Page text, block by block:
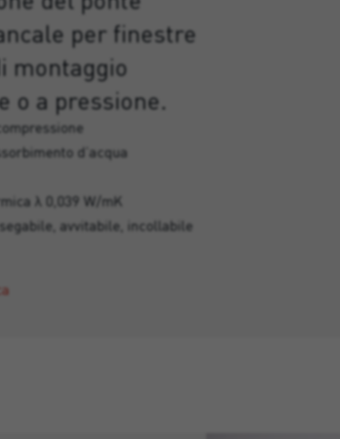
per finestre
montaggio
o a pressione.
d’acqua
λ 0,039 W/mK
avvitabile, incollabile